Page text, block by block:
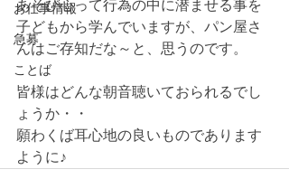
お仕事情報
急募
ことば
あそび心って行為の中に潜ませる事を
子どもから学んでいますが、パン屋さ
んはご存知だな～と、思うのです。
皆様はどんな朝音聴いておられるでし
ょうか・・
願わくば耳心地の良いものであります
ように♪